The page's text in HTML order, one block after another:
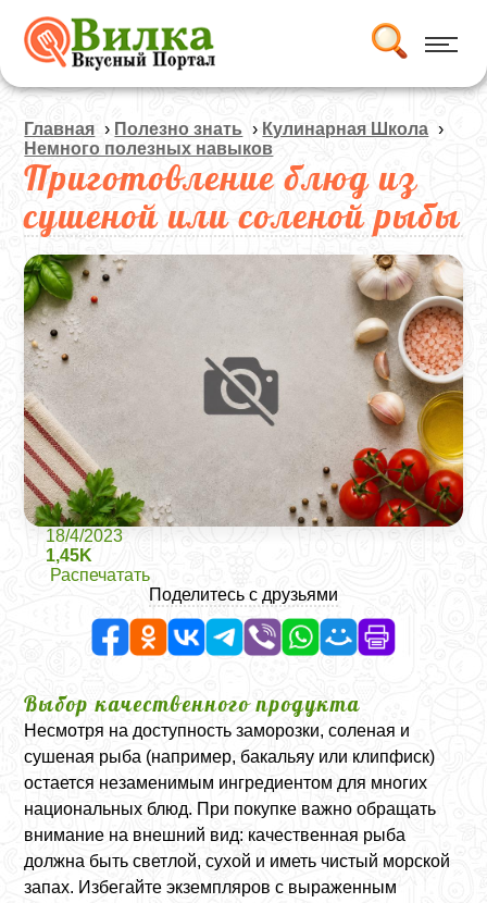
Главная › Полезно знать › Кулинарная Школа ›
Немного полезных навыков
Приготовление блюд из
сушеной или соленой рыбы
18/4/2023
1,45K
Распечатать
Поделитесь с друзьями
Выбор качественного продукта
Несмотря на доступность заморозки, соленая и
сушеная рыба (например, бакальяу или клипфиск)
остается незаменимым ингредиентом для многих
национальных блюд. При покупке важно обращать
внимание на внешний вид: качественная рыба
должна быть светлой, сухой и иметь чистый морской
запах. Избегайте экземпляров с выраженным